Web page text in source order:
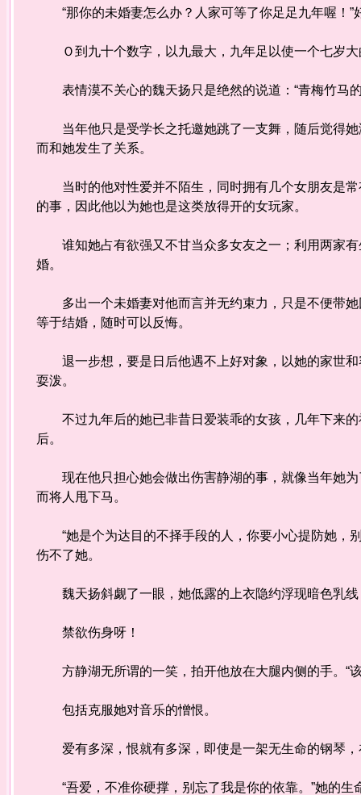
“那你的未婚妻怎么办？人家可等了你足足九年喔！
Ｏ到九十个数字，以九最大，九年足以使一个七岁
表情漠不关心的魏天扬只是绝然的说道：“青梅竹马
当年他只是受学长之托邀她跳了一支舞，随后觉得她
而和她发生了关系。
当时的他对性爱并不陌生，同时拥有几个女朋友是常
的事，因此他以为她也是这类放得开的女玩家。
谁知她占有欲强又不甘当众多女友之一；利用两家有
婚。
多出一个未婚妻对他而言并无约束力，只是不便带她
等于结婚，随时可以反悔。
退一步想，要是日后他遇不上好对象，以她的家世和
耍泼。
不过九年后的她已非昔日爱装乖的女孩，几年下来的
后。
现在他只担心她会做出伤害静湖的事，就像当年她为
而将人甩下马。
“她是个为达目的不择手段的人，你要小心提防她，
伤不了她。
魏天扬斜觑了一眼，她低露的上衣隐约浮现暗色乳
禁欲伤身呀！
方静湖无所谓的一笑，拍开他放在大腿内侧的手。“
包括克服她对音乐的憎恨。
爱有多深，恨就有多深，即使是一架无生命的钢琴
“吾爱，不准你硬撑，别忘了我是你的依靠。”她的